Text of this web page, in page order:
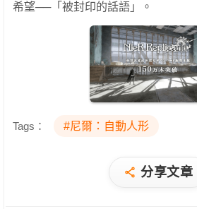
希望──「被封印的話語」。
Tags： #尼爾：自動人形
分享文章